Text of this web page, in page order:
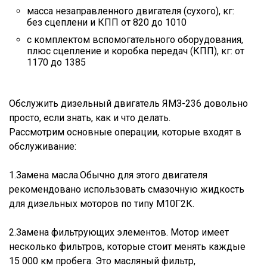
масса незаправленного двигателя (сухого), кг:
без сцеплени и КПП от 820 до 1010
с комплектом вспомогательного оборудования,
плюс сцепление и коробка передач (КПП), кг: от
1170 до 1385
Обслужить дизельный двигатель ЯМЗ-236 довольно
просто, если знать, как и что делать.
Рассмотрим основные операции, которые входят в
обслуживание:
1.Замена масла.Обычно для этого двигателя
рекомендовано использовать смазочную жидкость
для дизельных моторов по типу М10Г2К.
2.Замена фильтрующих элементов. Мотор имеет
несколько фильтров, которые стоит менять каждые
15 000 км пробега. Это масляный фильтр,